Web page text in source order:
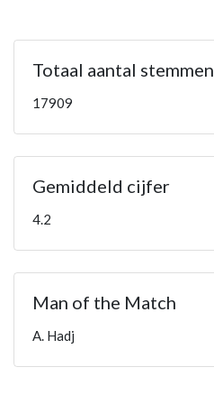
Totaal aantal stemmen
17909
Gemiddeld cijfer
4.2
Man of the Match
A. Hadj